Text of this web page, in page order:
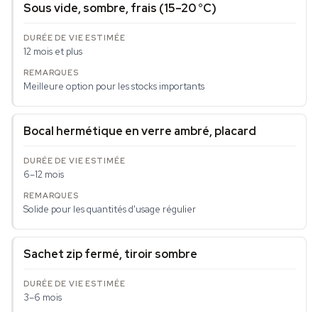
Sous vide, sombre, frais (15–20 °C)
12 mois et plus
Meilleure option pour les stocks importants
Bocal hermétique en verre ambré, placard
6–12 mois
Solide pour les quantités d'usage régulier
Sachet zip fermé, tiroir sombre
3–6 mois